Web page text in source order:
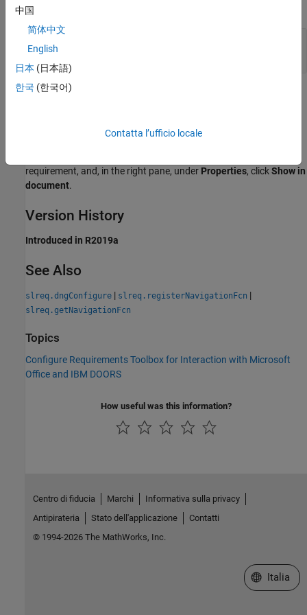
expand all
Documents
Alternative Functionality
requirement, and, in the right pane, under Properties, clickShow in
document.
Version History
Introduced in R2019a
See Also
slreq.dngConfigure | slreq.registerNavigationFcn |
slreq.getNavigationFcn
Topics
Configure Requirements Toolbox for Interaction with Microsoft
Office and IBM DOORS
How useful was this information?
中国
简体中文
English
日本 (日本語)
한국 (한국어)
Contatta l’ufficio locale
Centro di fiducia Marchi
Informativa sulla privacy
Antipirateria
Stato dell'applicazione
Contatti
© 1994-2026 The MathWorks, Inc.
Seleziona
Italia